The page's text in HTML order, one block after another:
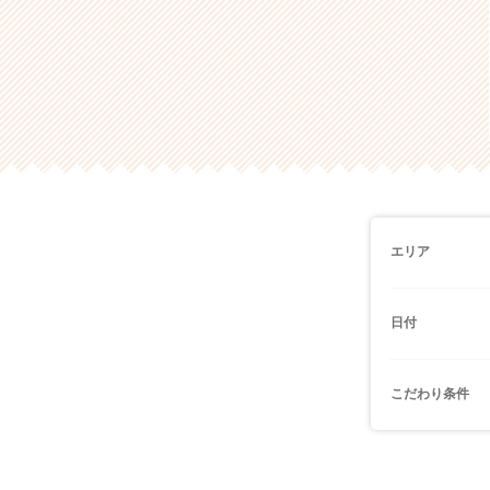
エリア
日付
こだわり条件